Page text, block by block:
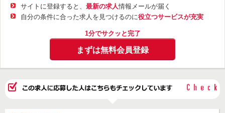
サイトに登録すると、 最新の求人情報メールが届く
自分の条件に合った求人を見つけるのに役立つサービスが充実
1分でサクッと完了
まずは無料会員登録